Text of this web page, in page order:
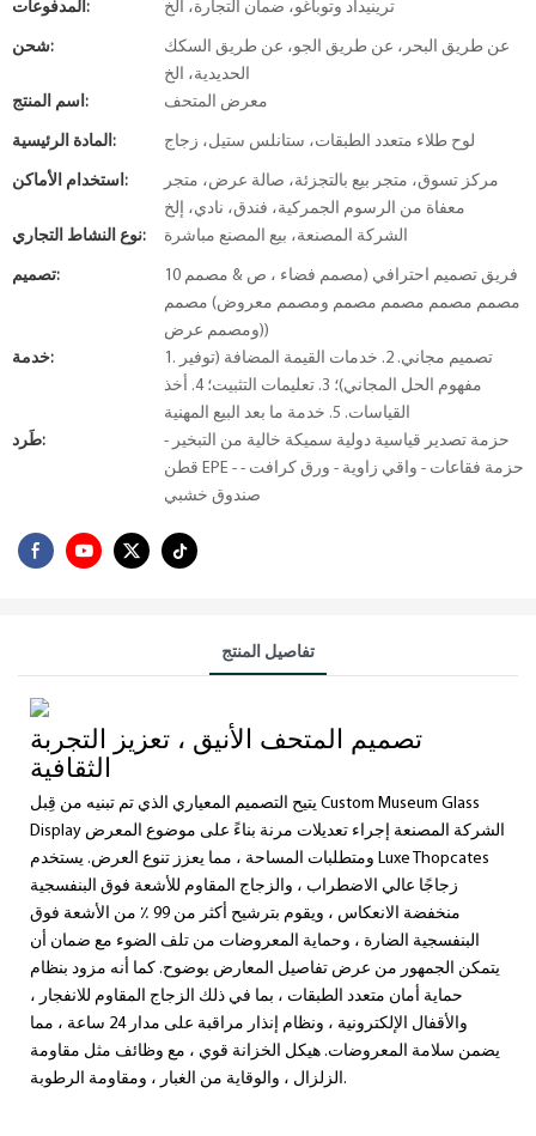
المدفوعات: ترينيداد وتوباغو، ضمان التجارة، الخ
شحن:
عن طريق البحر، عن طريق الجو، عن طريق السكك
الحديدية، الخ
اسم المنتج:
معرض المتحف
المادة الرئيسية: لوح طلاء متعدد الطبقات، ستانلس ستيل، زجاج
استخدام الأماكن:
مركز تسوق، متجر بيع بالتجزئة، صالة عرض، متجر
معفاة من الرسوم الجمركية، فندق، نادي، إلخ
نوع النشاط التجاري:
الشركة المصنعة، بيع المصنع مباشرة
تصميم:
10 فريق تصميم احترافي (مصمم فضاء ، ص & مصمم
مصمم مصمم مصمم مصمم ومصمم معروض) مصمم
ومصمم عرض))
خدمة:
1. تصميم مجاني. 2. خدمات القيمة المضافة (توفير
مفهوم الحل المجاني)؛ 3. تعليمات التثبيت؛ 4. أخذ
القياسات. 5. خدمة ما بعد البيع المهنية
طَرد:
حزمة تصدير قياسية دولية سميكة خالية من التبخير -
قطن EPE - حزمة فقاعات - واقي زاوية - ورق كرافت -
صندوق خشبي
تفاصيل المنتج
تصميم المتحف الأنيق ، تعزيز التجربة
الثقافية
يتيح التصميم المعياري الذي تم تبنيه من قِبل Custom Museum Glass
Display الشركة المصنعة إجراء تعديلات مرنة بناءً على موضوع المعرض
ومتطلبات المساحة ، مما يعزز تنوع العرض. يستخدم Luxe Thopcates
زجاجًا عالي الاضطراب ، والزجاج المقاوم للأشعة فوق البنفسجية
منخفضة الانعكاس ، ويقوم بترشيح أكثر من 99 ٪ من الأشعة فوق
البنفسجية الضارة ، وحماية المعروضات من تلف الضوء مع ضمان أن
يتمكن الجمهور من عرض تفاصيل المعارض بوضوح. كما أنه مزود بنظام
حماية أمان متعدد الطبقات ، بما في ذلك الزجاج المقاوم للانفجار ،
والأقفال الإلكترونية ، ونظام إنذار مراقبة على مدار 24 ساعة ، مما
يضمن سلامة المعروضات. هيكل الخزانة قوي ، مع وظائف مثل مقاومة
الزلزال ، والوقاية من الغبار ، ومقاومة الرطوبة.